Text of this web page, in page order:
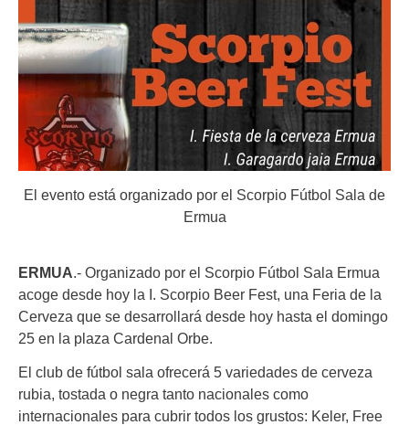
El evento está organizado por el Scorpio Fútbol Sala de
Ermua
ERMUA.- Organizado por el Scorpio Fútbol Sala Ermua
acoge desde hoy la I. Scorpio Beer Fest, una Feria de la
Cerveza que se desarrollará desde hoy hasta el domingo
25 en la plaza Cardenal Orbe.
El club de fútbol sala ofrecerá 5 variedades de cerveza
rubia, tostada o negra tanto nacionales como
internacionales para cubrir todos los grustos: Keler, Free